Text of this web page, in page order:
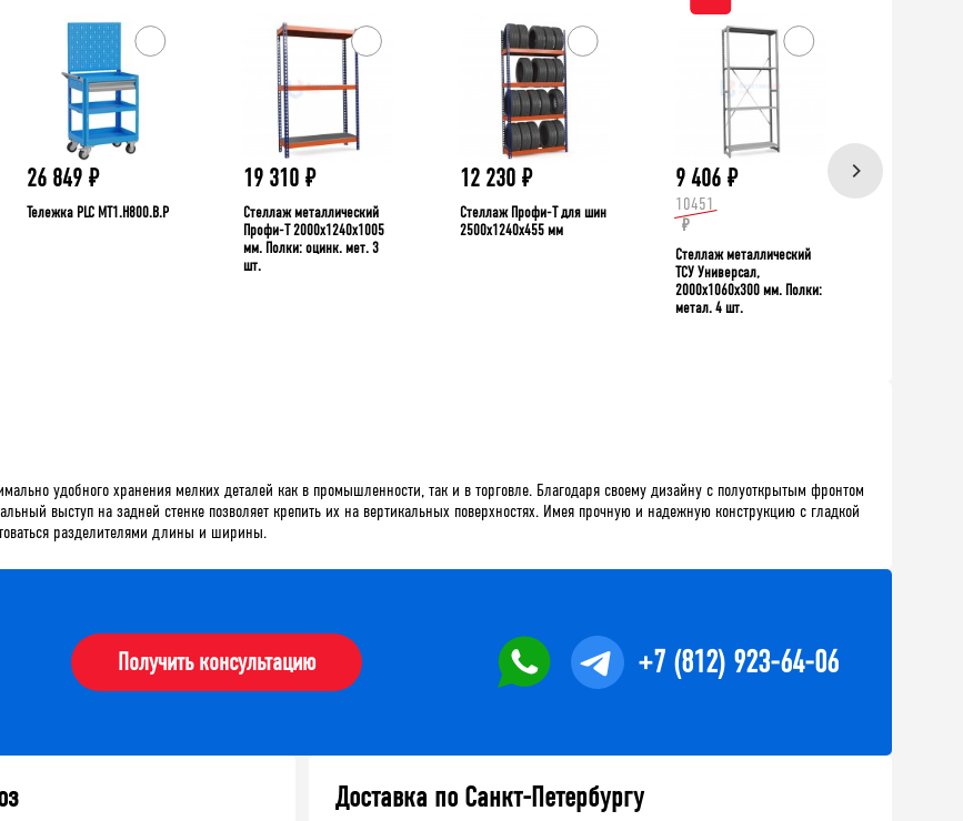
26 849 ₽
Тележка PLC МT1.H800.В.Р
19 310 ₽
Стеллаж металлический
Профи-Т 2000x1240x1005
мм. Полки: оцинк. мет. 3
шт.
12 230 ₽
Стеллаж Профи-Т для шин
2500x1240x455 мм
9 406 ₽
10451
₽
Стеллаж металлический
ТСУ Универсал,
2000x1060x300 мм. Полки:
метал. 4 шт.
удобного хранения мелких деталей как в промышленности, так и в торговле. Благодаря своему дизайну с полуоткрытым фронтом
выступ на задней стенке позволяет крепить их на вертикальных поверхностях. Имея прочную и надежную конструкцию с гладкой
разделителями длины и ширины.
Получить консультацию +7 (812) 923-64-06
Доставка по Санкт-Петербургу